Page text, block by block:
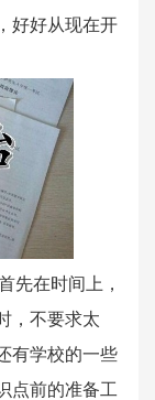
好好从现在开
先在时间上，
，不要求太
有学校的一些
点前的准备工